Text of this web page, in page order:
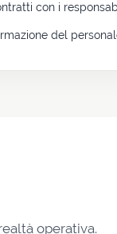
con i
del
operativa.